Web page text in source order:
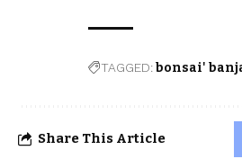
TAGGED:bonsai'
Share This Article